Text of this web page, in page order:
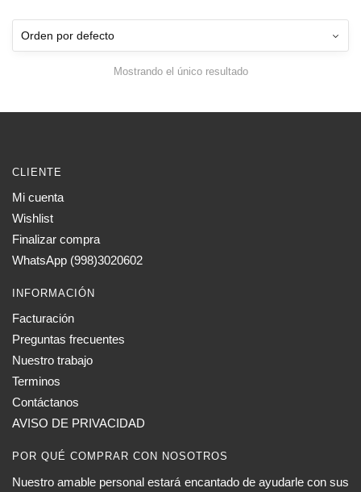
Mostrando el único resultado
CLIENTE
Mi cuenta
Wishlist
Finalizar compra
WhatsApp (998)3020602
INFORMACIÓN
Facturación
Preguntas frecuentes
Nuestro trabajo
Terminos
Contáctanos
AVISO DE PRIVACIDAD
POR QUÉ COMPRAR CON NOSOTROS
Nuestro amable personal estará encantado de ayudarle con sus